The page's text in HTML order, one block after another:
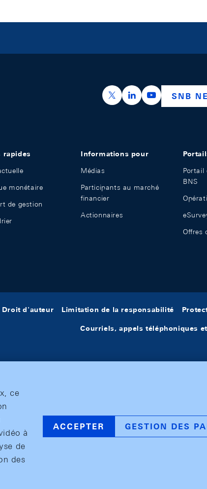
https://x.com/snb_bns
https://https://
SNB
rapides
monétaire
de gestion
Informations pour
Médias
Participants au marché
financier
Actionnaires
Portail
BNS
Offres
Droit d'auteur Limitation de la responsabilité
Courriels, appels téléphoniques
ce
à
de
des
ACCEPTER GESTION DES